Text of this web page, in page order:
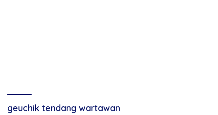
geuchik tendang wartawan